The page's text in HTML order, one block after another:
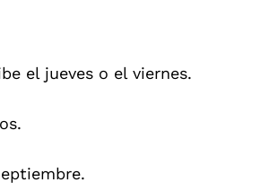
el jueves o el viernes.